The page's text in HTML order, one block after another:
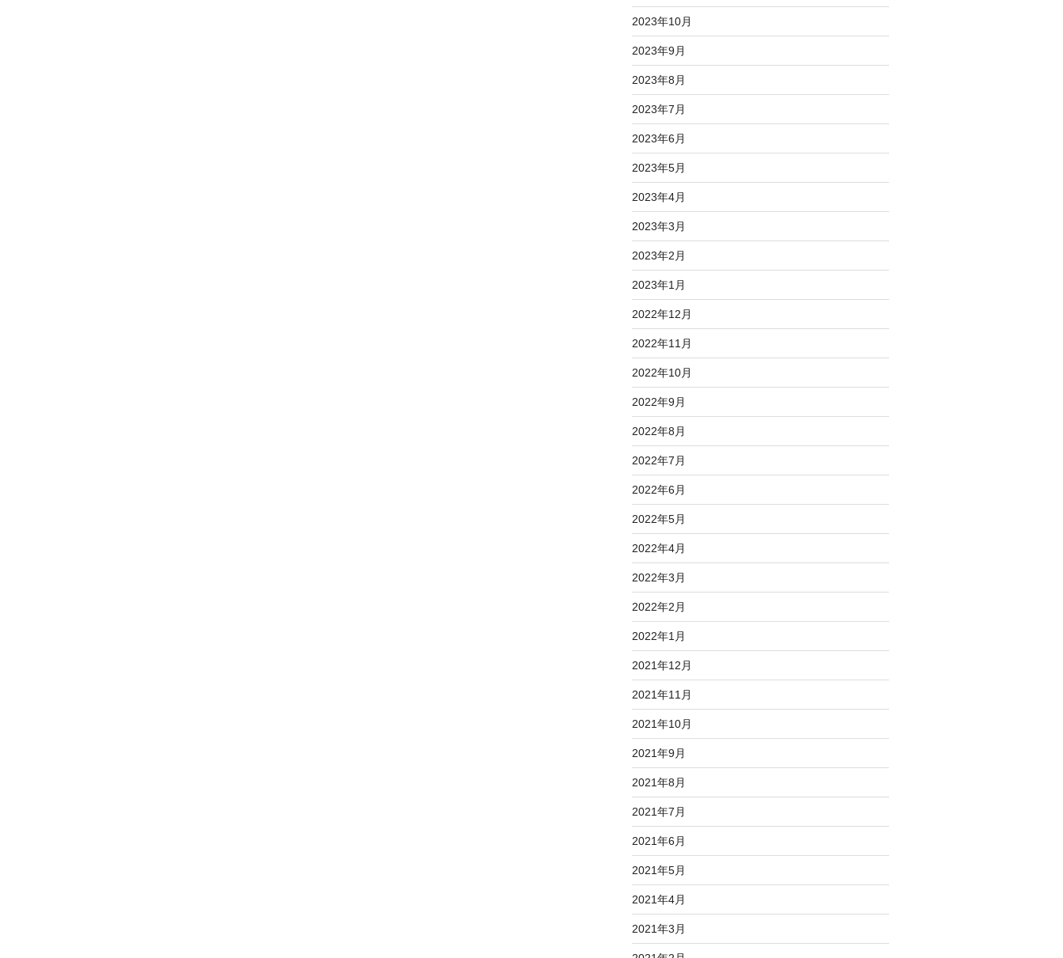
2023年10月
2023年9月
2023年8月
2023年7月
2023年6月
2023年5月
2023年4月
2023年3月
2023年2月
2023年1月
2022年12月
2022年11月
2022年10月
2022年9月
2022年8月
2022年7月
2022年6月
2022年5月
2022年4月
2022年3月
2022年2月
2022年1月
2021年12月
2021年11月
2021年10月
2021年9月
2021年8月
2021年7月
2021年6月
2021年5月
2021年4月
2021年3月